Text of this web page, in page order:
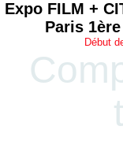
Expo FILM +
Paris
Début